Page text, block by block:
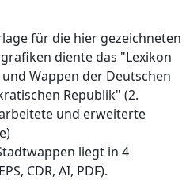
für die hier gezeichneten
diente das "Lexikon
Wappen der Deutschen
Republik" (2.
und erweiterte
liegt in 4
CDR, AI, PDF).